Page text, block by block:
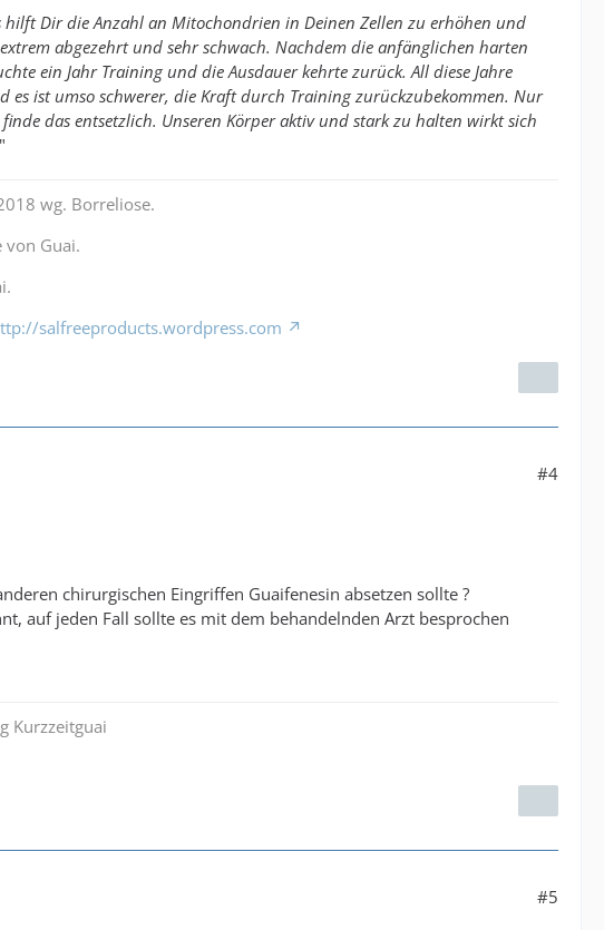
hilft Dir die Anzahl an Mitochondrien in Deinen Zellen zu erhöhen und
abgezehrt und sehr schwach. Nachdem die anfänglichen harten
ein Jahr Training und die Ausdauer kehrte zurück. All diese Jahre
ist umso schwerer, die Kraft durch Training zurückzubekommen. Nur
das entsetzlich. Unseren Körper aktiv und stark zu halten wirkt sich
"
wg. Borreliose.
von Guai.
salfreeproducts.wordpress.com
#4
chirurgischen Eingriffen Guaifenesin absetzen sollte ?
auf jeden Fall sollte es mit dem behandelnden Arzt besprochen
Kurzzeitguai
#5